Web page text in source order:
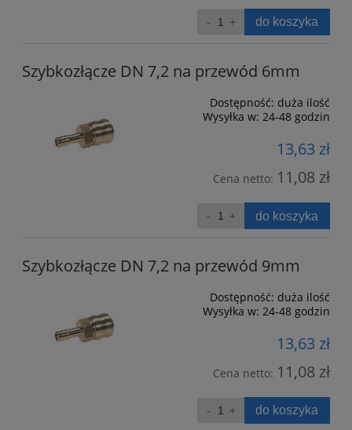
do koszyka
Szybkozłącze DN 7,2 na przewód 6mm
Dostępność: duża ilość
Wysyłka w: 24-48 godzin
13,63 zł
Cena netto: 11,08 zł
do koszyka
Szybkozłącze DN 7,2 na przewód 9mm
Dostępność: duża ilość
Wysyłka w: 24-48 godzin
13,63 zł
Cena netto: 11,08 zł
do koszyka